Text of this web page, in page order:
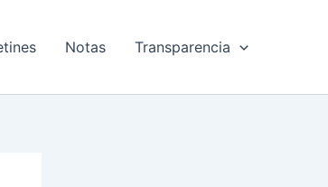
Notas Transparencia